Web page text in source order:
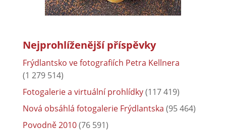
Nejprohlíženější příspěvky
Frýdlantsko ve fotografiích Petra Kellnera
(1 279 514)
Fotogalerie a virtuální prohlídky(117 419)
Nová obsáhlá fotogalerie Frýdlantska (95 464)
Povodně 2010(76 591)